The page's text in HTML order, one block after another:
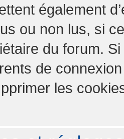
également
ou non lus, si
du forum.
de
les